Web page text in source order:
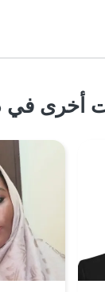
أخرى في